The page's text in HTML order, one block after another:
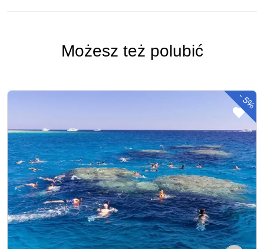
Możesz też polubić
-5%